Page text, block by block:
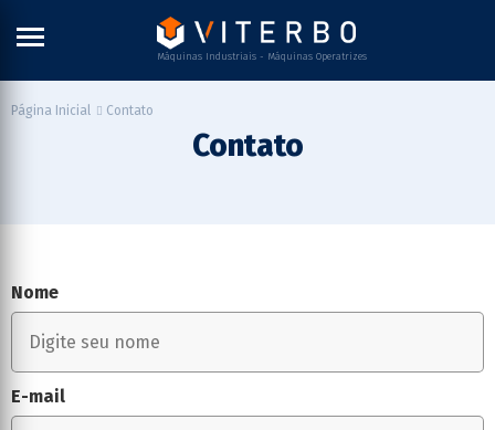
Máquinas Industriais - Máquinas Operatrizes
Página Inicial Contato
Contato
Nome
E-mail